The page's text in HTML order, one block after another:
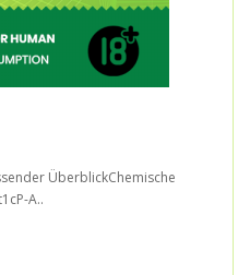
ÜberblickChemische
A..